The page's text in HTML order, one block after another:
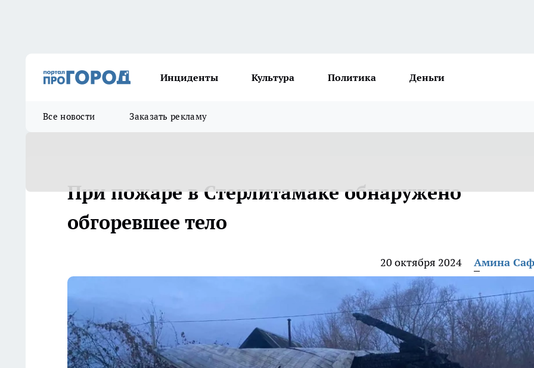
Инциденты Культура Политика Деньги
Все новости Заказать рекламу
При пожаре в Стерлитамаке обнаружено
обгоревшее тело
20 октября 2024 Амина